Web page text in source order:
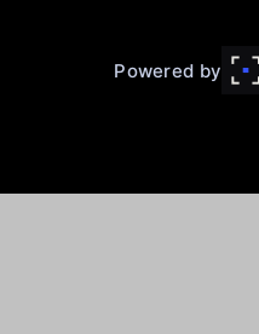
Powered by